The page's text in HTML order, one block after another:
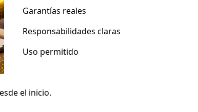
Garantías reales
Responsabilidades claras
Uso permitido
el inicio.